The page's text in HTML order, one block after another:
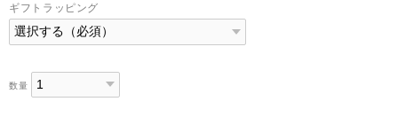
ギフトラッピング
数量